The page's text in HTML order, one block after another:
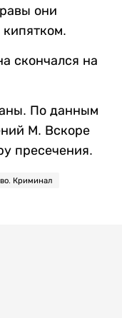
они
кипятком.
скончался на
По данным
М. Вскоре
пресечения.
Криминал